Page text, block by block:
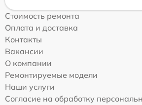
Стоимость ремонта
Оплата и доставка
Контакты
Вакансии
О компании
Ремонтируемые модели
Наши услуги
Согласие на обработку